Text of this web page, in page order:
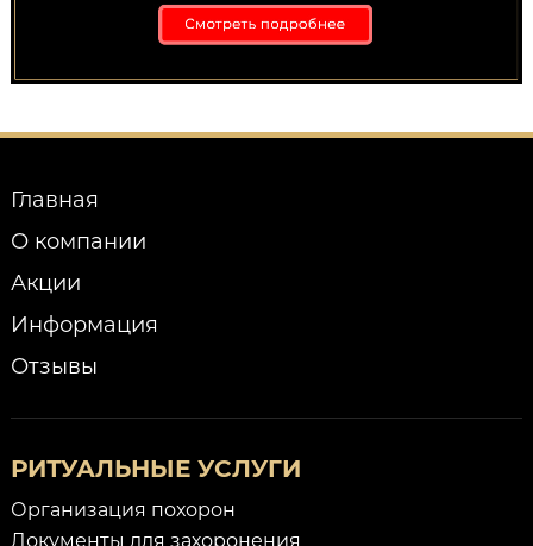
Главная
О компании
Акции
Информация
Отзывы
РИТУАЛЬНЫЕ УСЛУГИ
Организация похорон
Документы для захоронения